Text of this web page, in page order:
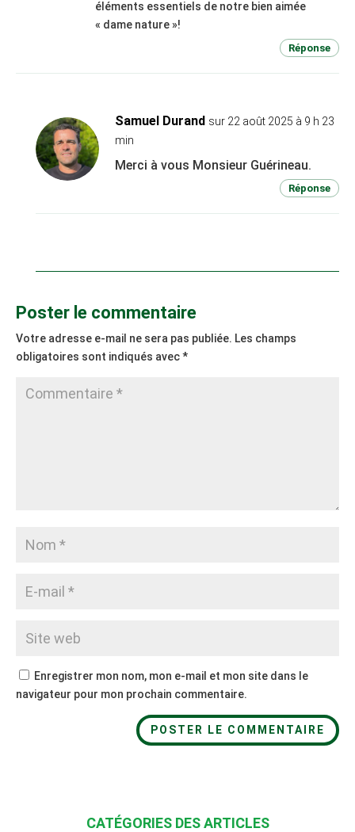
éléments essentiels de notre bien aimée
« dame nature »!
Réponse
Samuel Durand sur 22 août 2025 à 9 h 23
min
Merci à vous Monsieur Guérineau.
Réponse
Poster le commentaire
Votre adresse e-mail ne sera pas publiée. Les champs
obligatoires sont indiqués avec*
Enregistrer mon nom, mon e-mail et mon site dans le
navigateur pour mon prochain commentaire.
CATÉGORIES DES ARTICLES